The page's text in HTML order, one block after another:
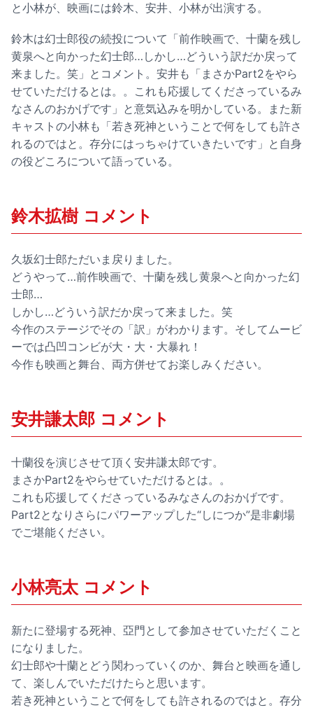
と小林が、映画には鈴木、安井、小林が出演する。
鈴木は幻士郎役の続投について「前作映画で、十蘭を残し
黄泉へと向かった幻士郎…しかし…どういう訳だか戻って
来ました。笑」とコメント。安井も「まさかPart2をやら
せていただけるとは。。これも応援してくださっているみ
なさんのおかげです」と意気込みを明かしている。また新
キャストの小林も「若き死神ということで何をしても許さ
れるのではと。存分にはっちゃけていきたいです」と自身
の役どころについて語っている。
鈴木拡樹 コメント
久坂幻士郎ただいま戻りました。
どうやって…前作映画で、十蘭を残し黄泉へと向かった幻
士郎…
しかし…どういう訳だか戻って来ました。笑
今作のステージでその「訳」がわかります。そしてムービ
ーでは凸凹コンビが大・大・大暴れ！
今作も映画と舞台、両方併せてお楽しみください。
安井謙太郎 コメント
十蘭役を演じさせて頂く安井謙太郎です。
まさかPart2をやらせていただけるとは。。
これも応援してくださっているみなさんのおかげです。
Part2となりさらにパワーアップした“しにつか”是非劇場
でご堪能ください。
小林亮太 コメント
新たに登場する死神、亞門として参加させていただくこと
になりました。
幻士郎や十蘭とどう関わっていくのか、舞台と映画を通し
て、楽しんでいただけたらと思います。
若き死神ということで何をしても許されるのではと。存分